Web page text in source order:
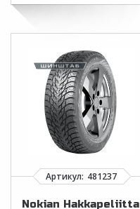
Nokian Hakkapeliitta